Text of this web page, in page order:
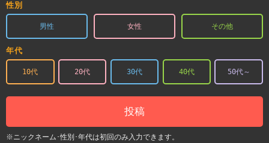
性別
男性 女性 その他
年代
10代 20代 30代 40代 50代～
投稿
※ニックネーム･性別･年代は初回のみ入力できます。